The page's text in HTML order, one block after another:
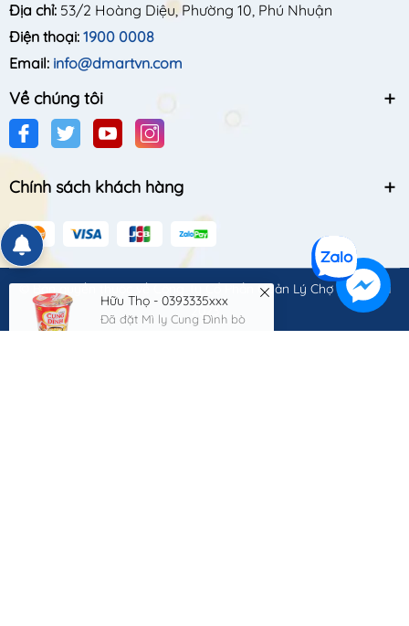
Địa chỉ: 53/2 Hoàng Diệu, Phường 10, Phú Nhuận
Điện thoại: 1900 0008
Email: info@dmartvn.com
Về chúng tôi
Chính sách khách hàng
© Bản quyền thuộc vềCông Ty Cổ Phần Quản Lý Chợ Quốc Gia
2023
Hữu Thọ - 0393335xxx
14 phút trước